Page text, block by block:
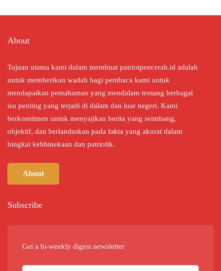
About
Tujuan utama kami dalam membuat patriotpencerah.id adalah
untuk memberikan wadah bagi pembaca kami untuk
mendapatkan pemahaman yang mendalam tentang berbagai
isu penting yang terjadi di dalam dan luar negeri. Kami
berkomitmen untuk menyajikan berita yang seimbang,
objektif, dan berlandaskan pada fakta yang akurat dalam
bingkai kebhinekaan dan patriotik.
About
Subscribe
Get a bi-weekly digest newsletter